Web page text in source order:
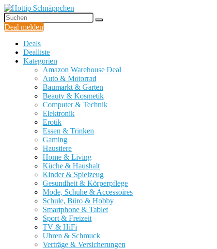
Deal melden
Deals
Dealliste
Kategorien
Amazon Warehouse Deal
Auto & Motorrad
Baumarkt & Garten
Beauty & Kosmetik
Computer & Technik
Elektronik
Erotik
Essen & Trinken
Gaming
Haustiere
Home & Living
Küche & Haushalt
Kinder & Spielzeug
Gesundheit & Körperpflege
Mode, Schuhe & Accessoires
Schule, Büro & Hobby
Smartphone & Tablet
Sport & Freizeit
TV & HiFi
Uhren & Schmuck
Verträge & Versicherungen